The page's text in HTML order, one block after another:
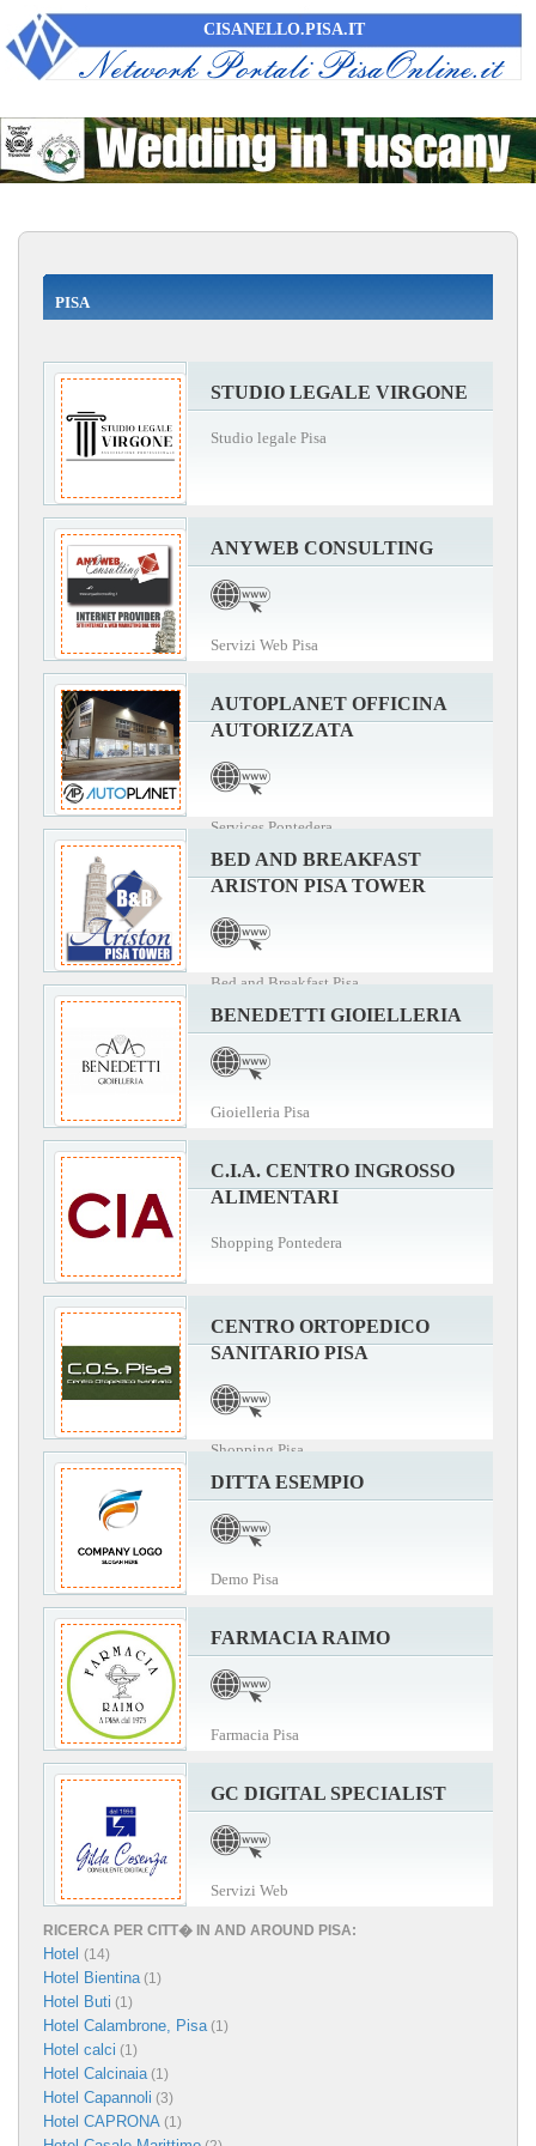
CISANELLO.PISA.IT
PISA
STUDIO LEGALE VIRGONE
Studio legale Pisa
ANYWEB CONSULTING
Servizi Web Pisa
AUTOPLANET OFFICINA
AUTORIZZATA
Services Pontedera
BED AND BREAKFAST
ARISTON PISA TOWER
Bed and Breakfast Pisa
BENEDETTI GIOIELLERIA
Gioielleria Pisa
C.I.A. CENTRO INGROSSO
ALIMENTARI
Shopping Pontedera
CENTRO ORTOPEDICO
SANITARIO PISA
Shopping Pisa
DITTA ESEMPIO
Demo Pisa
FARMACIA RAIMO
Farmacia Pisa
GC DIGITAL SPECIALIST
Servizi Web
RICERCA PER CITT� IN AND AROUND PISA:
Hotel (14)
Hotel Bientina(1)
Hotel Buti (1)
Hotel Calambrone, Pisa(1)
Hotel calci (1)
Hotel Calcinaia(1)
Hotel Capannoli (3)
Hotel CAPRONA (1)